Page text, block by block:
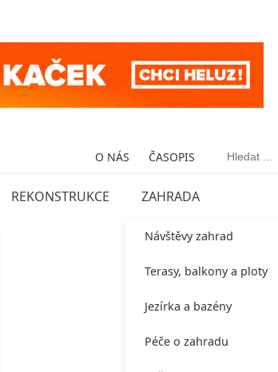
O NÁS ČASOPIS Vyhledávání
REKONSTRUKCE ZAHRADA
Návštěvy zahrad
Terasy, balkony a ploty
Jezírka a bazény
Péče o zahradu